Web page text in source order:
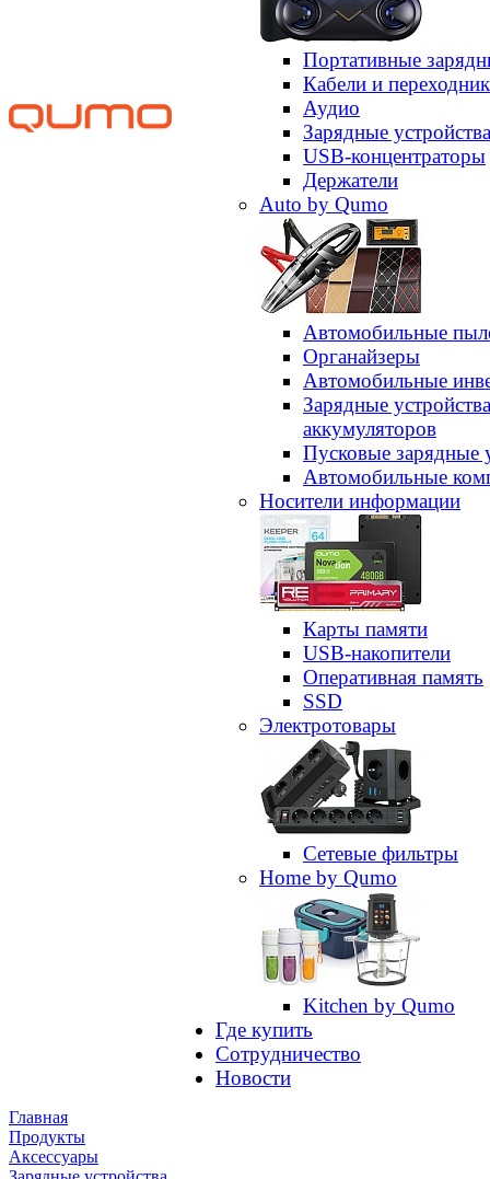
Портативные
Кабели и
Аудио
Зарядные устройства
USB-концентраторы
Держатели
Auto by Qumo
Автомобильные
Органайзеры
Автомобильные
Зарядные
аккумуляторов
Пусковые зарядные
Автомобильные
Носители информации
Карты памяти
USB-накопители
Оперативная память
SSD
Электротовары
Сетевые фильтры
Home by Qumo
Kitchen by Qumo
Где купить
Сотрудничество
Новости
Главная
Продукты
Аксессуары